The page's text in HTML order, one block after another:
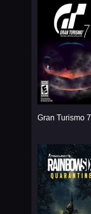
Gran Turismo 7